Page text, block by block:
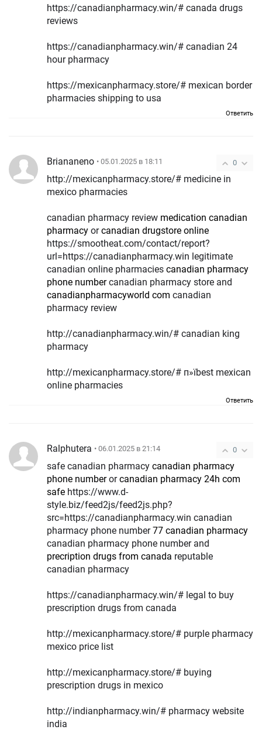
https://canadianpharmacy.win/# canada drugs
reviews
https://canadianpharmacy.win/# canadian 24
hour pharmacy
https://mexicanpharmacy.store/# mexican border
pharmacies shipping to usa
Ответить
0
Briananeno • 05.01.2025 в 18:11
http://mexicanpharmacy.store/# medicine in
mexico pharmacies
canadian pharmacy review medication canadian
pharmacy orcanadian drugstore online
https://smootheat.com/contact/report?
url=https://canadianpharmacy.win legitimate
canadian online pharmacies canadian pharmacy
phone numbercanadian pharmacy store and
canadianpharmacyworld com canadian
pharmacy review
http://canadianpharmacy.win/# canadian king
pharmacy
http://mexicanpharmacy.store/# п»їbest mexican
online pharmacies
Ответить
0
Ralphutera • 06.01.2025 в 21:14
safe canadian pharmacy canadian pharmacy
phone numberorcanadian pharmacy 24h com
safe
style.biz/feed2js/feed2js.php?
src=https://canadianpharmacy.win canadian
pharmacy phone number77 canadian pharmacy
canadian pharmacy phone number and
precription drugs from canada reputable
canadian pharmacy
https://canadianpharmacy.win/# legal to buy
prescription drugs from canada
http://mexicanpharmacy.store/# purple pharmacy
mexico price list
http://mexicanpharmacy.store/# buying
prescription drugs in mexico
http://indianpharmacy.win/# pharmacy website
india